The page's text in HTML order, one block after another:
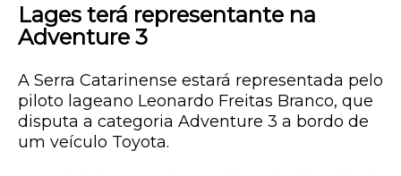
Lages terá representante na
Adventure 3
A Serra Catarinense estará representada pelo
piloto lageano Leonardo Freitas Branco, que
disputa a categoria Adventure 3 a bordo de
um veículo Toyota.